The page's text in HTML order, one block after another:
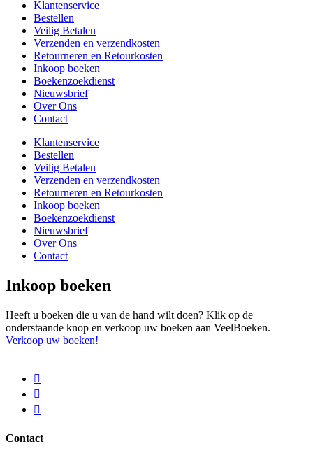
Klantenservice
Bestellen
Veilig Betalen
Verzenden en verzendkosten
Retourneren en Retourkosten
Inkoop boeken
Boekenzoekdienst
Nieuwsbrief
Over Ons
Contact
Klantenservice
Bestellen
Veilig Betalen
Verzenden en verzendkosten
Retourneren en Retourkosten
Inkoop boeken
Boekenzoekdienst
Nieuwsbrief
Over Ons
Contact
Inkoop boeken
Heeft u boeken die u van de hand wilt doen? Klik op de
onderstaande knop en verkoop uw boeken aan VeelBoeken.
Verkoop uw boeken!
Contact